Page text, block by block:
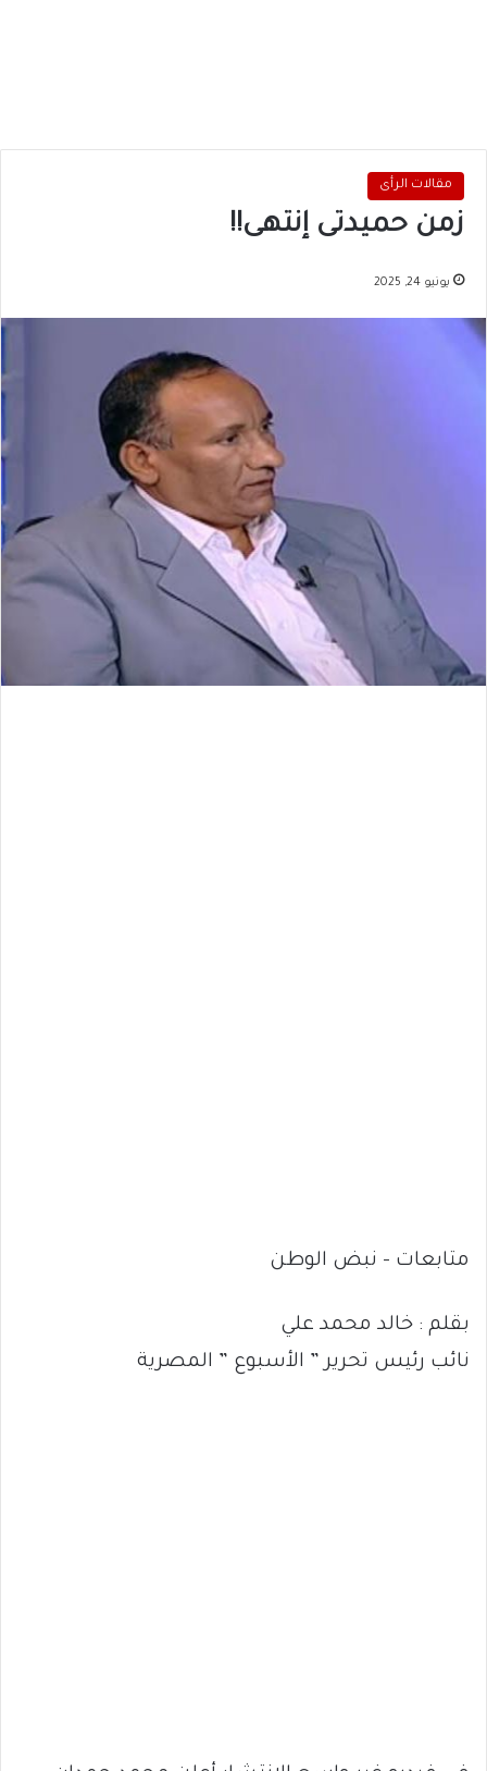
مقالات الرأى
زمن حميدتى إنتهى!!
يونيو 24, 2025
متابعات – نبض الوطن
بقلم : خالد محمد علي
نائب رئيس تحرير ” الأسبوع ” المصرية